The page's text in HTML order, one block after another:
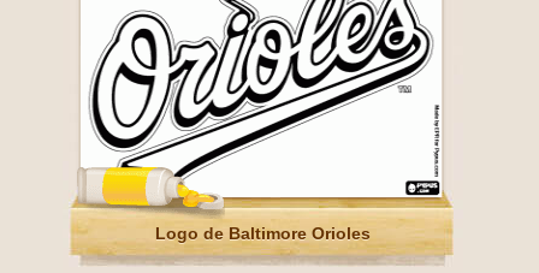
Logo de Baltimore Orioles